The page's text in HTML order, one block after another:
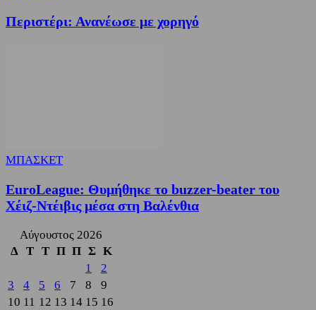
Περιστέρι: Ανανέωσε με χορηγό
ΜΠΑΣΚΕΤ
EuroLeague: Θυμήθηκε το buzzer-beater του
Χέιζ-Ντέιβις μέσα στη Βαλένθια
Αύγουστος 2026
Δ
Τ Τ Π Π Σ Κ
1
2
3
4 5 6 7 8
9
10 11 12 13 14 15 16